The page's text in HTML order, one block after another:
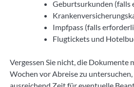
Geburtsurkunden (falls
Impfpass (falls
Flugtickets und
Vergessen Sie nicht, die Dokumente
Wochen vor Abreise zu